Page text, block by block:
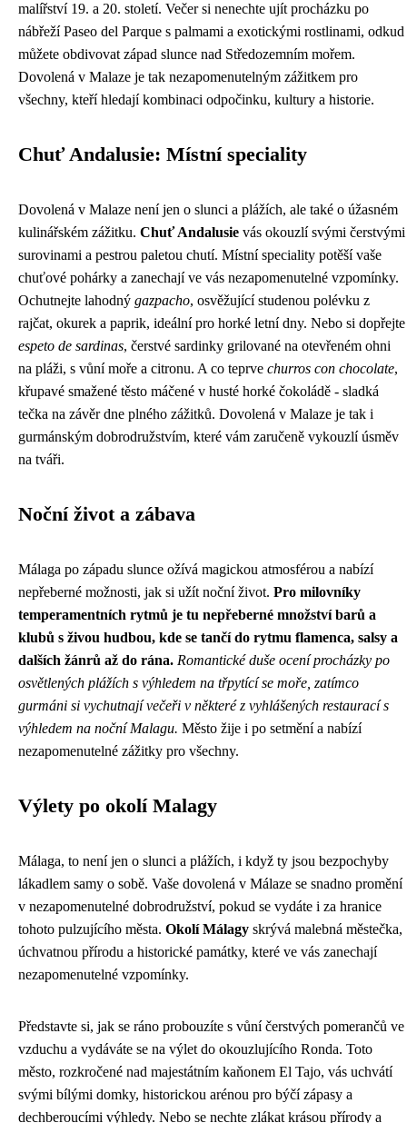
malířství 19. a 20. století. Večer si nenechte ujít procházku po
nábřeží Paseo del Parque s palmami a exotickými rostlinami, odkud
můžete obdivovat západ slunce nad Středozemním mořem.
Dovolená v Malaze je tak nezapomenutelným zážitkem pro
všechny, kteří hledají kombinaci odpočinku, kultury a historie.
Chuť Andalusie: Místní speciality
Dovolená v Malaze není jen o slunci a plážích, ale také o úžasném
kulinářském zážitku. Chuť Andalusie vás okouzlí svými čerstvými
surovinami a pestrou paletou chutí. Místní speciality potěší vaše
chuťové pohárky a zanechají ve vás nezapomenutelné vzpomínky.
Ochutnejte lahodný gazpacho, osvěžující studenou polévku z
rajčat, okurek a paprik, ideální pro horké letní dny. Nebo si dopřejte
espeto de sardinas, čerstvé sardinky grilované na otevřeném ohni
na pláži, s vůní moře a citronu. A co teprve churros con chocolate,
křupavé smažené těsto máčené v husté horké čokoládě - sladká
tečka na závěr dne plného zážitků. Dovolená v Malaze je tak i
gurmánským dobrodružstvím, které vám zaručeně vykouzlí úsměv
na tváři.
Noční život a zábava
Málaga po západu slunce ožívá magickou atmosférou a nabízí
nepřeberné možnosti, jak si užít noční život. Pro milovníky
temperamentních rytmů je tu nepřeberné množství barů a
klubů s živou hudbou, kde se tančí do rytmu flamenca, salsy a
dalších žánrů až do rána. Romantické duše ocení procházky po
osvětlených plážích s výhledem na třpytící se moře, zatímco
gurmáni si vychutnají večeři v některé z vyhlášených restaurací s
výhledem na noční Malagu. Město žije i po setmění a nabízí
nezapomenutelné zážitky pro všechny.
Výlety po okolí Malagy
Málaga, to není jen o slunci a plážích, i když ty jsou bezpochyby
lákadlem samy o sobě. Vaše dovolená v Málaze se snadno promění
v nezapomenutelné dobrodružství, pokud se vydáte i za hranice
tohoto pulzujícího města. Okolí Málagy skrývá malebná městečka,
úchvatnou přírodu a historické památky, které ve vás zanechají
nezapomenutelné vzpomínky.
Představte si, jak se ráno probouzíte s vůní čerstvých pomerančů ve
vzduchu a vydáváte se na výlet do okouzlujícího Ronda. Toto
město, rozkročené nad majestátním kaňonem El Tajo, vás uchvátí
svými bílými domky, historickou arénou pro býčí zápasy a
dechberoucími výhledy. Nebo se nechte zlákat krásou přírody a